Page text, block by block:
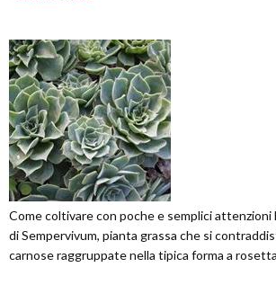
Come coltivare con poche e semplici
di Sempervivum, pianta grassa che si
carnose raggruppate nella tipica forma a